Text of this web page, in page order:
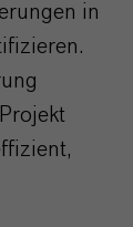
in